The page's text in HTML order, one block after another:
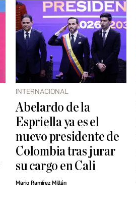
INTERNACIONAL
Abelardo de la
Espriella ya es el
nuevo presidente de
Colombia tras jurar
su cargo en Cali
Mario Ramírez Millán